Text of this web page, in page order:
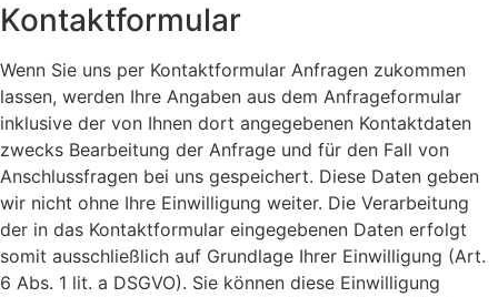
Kontaktformular
Wenn Sie uns per Kontaktformular Anfragen zukommen
lassen, werden Ihre Angaben aus dem Anfrageformular
inklusive der von Ihnen dort angegebenen Kontaktdaten
zwecks Bearbeitung der Anfrage und für den Fall von
Anschlussfragen bei uns gespeichert. Diese Daten geben
wir nicht ohne Ihre Einwilligung weiter. Die Verarbeitung
der in das Kontaktformular eingegebenen Daten erfolgt
somit ausschließlich auf Grundlage Ihrer Einwilligung (Art.
6 Abs. 1 lit. a DSGVO). Sie können diese Einwilligung